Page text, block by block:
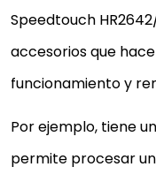
PHILIPS
BATIDORA DE
JARRA DE 1.2
COLOR NEGRO
Tecnología ProMix
800 W
Speedtouch
accesorios que
funcionamiento y
Por ejemplo, tiene
permite procesar